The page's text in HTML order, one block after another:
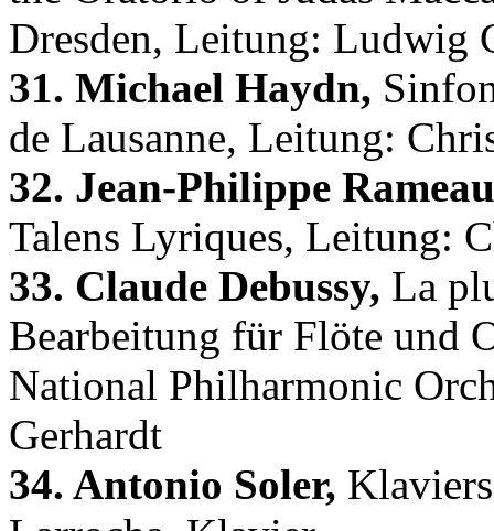
Dresden, Leitung: Ludwig
31. Michael Haydn,
de Lausanne, Leitung:
32. Jean-Philippe
Talens Lyriques, Leitung:
33. Claude Debussy, La
Bearbeitung für Flöte und
National Philharmonic
Gerhardt
34. Antonio Soler,